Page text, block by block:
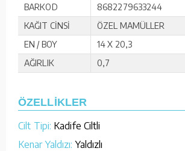
BARKOD
8682279633244
KAĞIT CİNSİ
ÖZEL MAMÜLLER
EN / BOY
14 X 20,3
AĞIRLIK
0,7
ÖZELLİKLER
Cilt Tipi: Kadife Ciltli
Kenar Yaldızı: Yaldızlı